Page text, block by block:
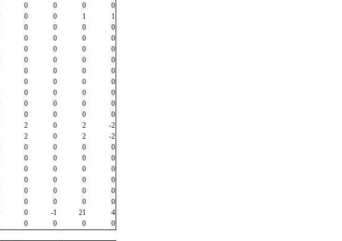
0 0 0
0
0 0 1
1
0 0 0
0
0 0 0
0
0 0 0
0
0 0 0
0
0 0 0
0
0 0 0
0
0 0 0
0
0 0 0
0
0 0 0
0
2 0 2
-2
2 0 2
-2
0 0 0
0
0 0 0
0
0 0 0
0
0 0 0
0
0 0 0
0
0 0 0
0
0 -1 21
4
0 0 0
0